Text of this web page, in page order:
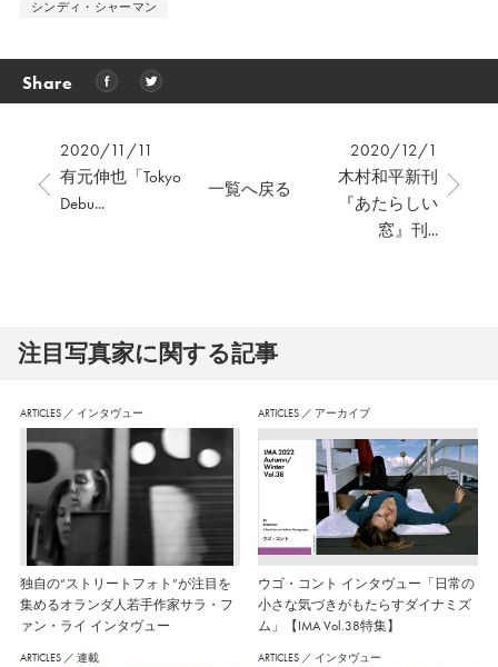
シンディ・シャーマン
Share
2020/11/11
有元伸也「Tokyo
Debu...
2020/12/1
木村和平新刊
『あたらしい
窓』刊...
一覧へ戻る
注⽬写真家に関する記事
ARTICLES ／ インタヴュー
独自の“ストリートフォト”が注目を
集めるオランダ人若手作家サラ・フ
ァン・ライ インタヴュー
ARTICLES ／ アーカイブ
ウゴ・コント インタヴュー「日常の
小さな気づきがもたらすダイナミズ
ム」【IMA Vol.38特集】
ARTICLES ／ 連載 ARTICLES ／ インタヴュー